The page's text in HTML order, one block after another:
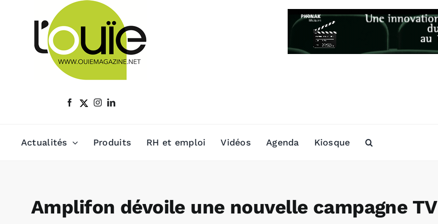
Actualités Produits RH et emploi Vidéos Agenda Kiosque
Amplifon dévoile une nouvelle campagne TV